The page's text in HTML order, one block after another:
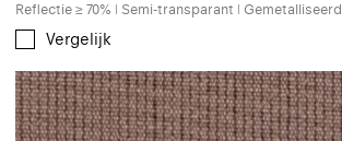
Reflectie ≥ 70% | Semi-transparant | Gemetalliseerd
Vergelijk